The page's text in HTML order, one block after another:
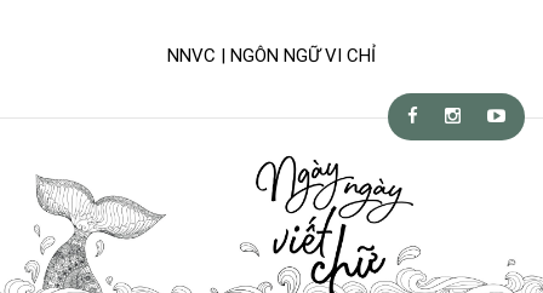
NNVC | NGÔN NGỮ VI CHỈ